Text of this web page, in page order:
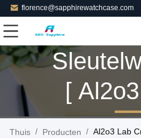
florence@sapphirewatchcase.com
[
Thuis / Producten / Al2o3 Lab